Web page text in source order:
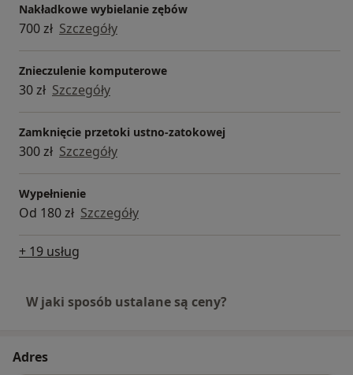
Nakładkowe wybielanie zębów
700 zł Szczegóły
Znieczulenie komputerowe
30 zł Szczegóły
Zamknięcie przetoki ustno-zatokowej
300 zł Szczegóły
Wypełnienie
Od 180 zł Szczegóły
+ 19 usług
W jaki sposób ustalane są ceny?
Adres